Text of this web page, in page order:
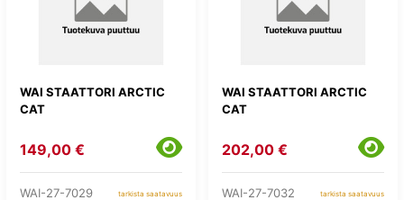
WAI STAATTORI ARCTIC
CAT
149,00 €
WAI-27-7029 tarkista saatavuus
WAI STAATTORI ARCTIC
CAT
202,00 €
WAI-27-7032 tarkista saatavuus